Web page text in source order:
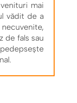
mai
vădit de a
de fals sau